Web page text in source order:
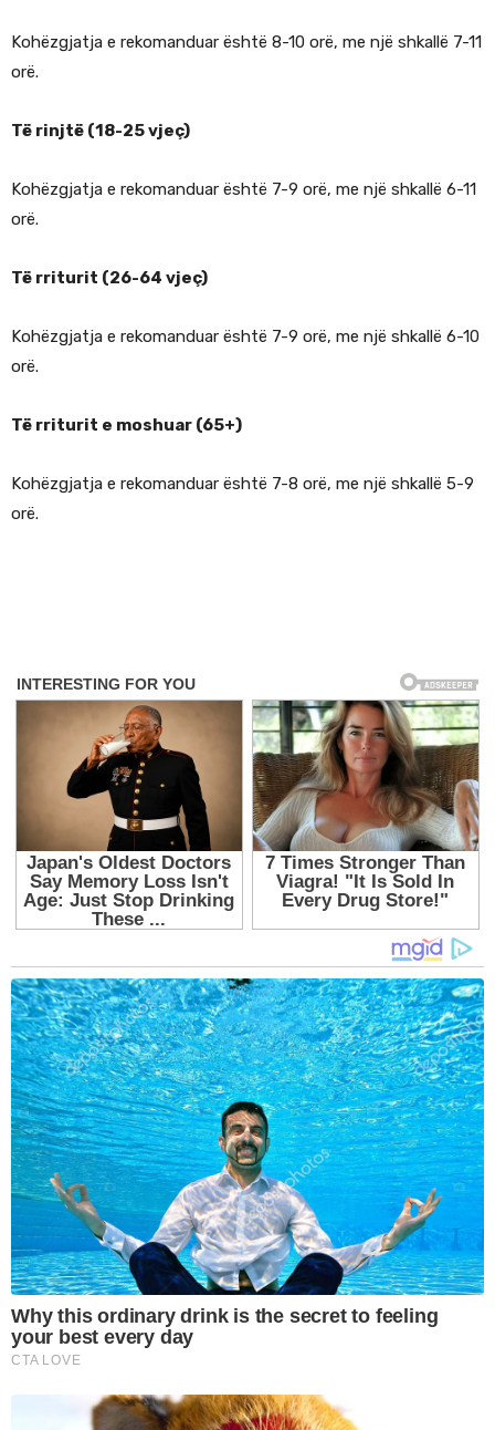
Kohëzgjatja e rekomanduar është 8-10 orë, me një shkallë 7-11
orë.
Të rinjtë (18-25 vjeç)
Kohëzgjatja e rekomanduar është 7-9 orë, me një shkallë 6-11
orë.
Të rriturit (26-64 vjeç)
Kohëzgjatja e rekomanduar është 7-9 orë, me një shkallë 6-10
orë.
Të rriturit e moshuar (65+)
Kohëzgjatja e rekomanduar është 7-8 orë, me një shkallë 5-9
orë.